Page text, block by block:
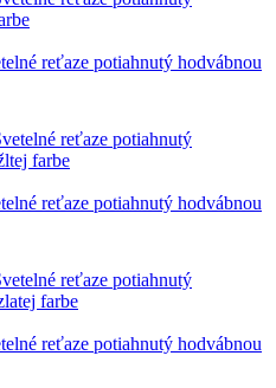
reťaze potiahnutý hodvábnou
reťaze potiahnutý hodvábnou
reťaze potiahnutý hodvábnou